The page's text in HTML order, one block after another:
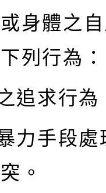
身體之
列行為：
追求行為
力手段處
。